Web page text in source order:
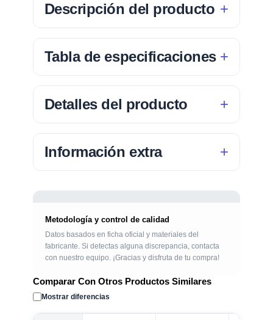
Descripción del producto
Tabla de especificaciones
Detalles del producto
Información extra
Metodología y control de calidad
Datos basados en ficha oficial y materiales del
fabricante. Si detectas alguna discrepancia, contacta
con nuestro equipo. ¡Gracias y disfruta de tu compra!
Comparar Con Otros Productos Similares
Mostrar diferencias